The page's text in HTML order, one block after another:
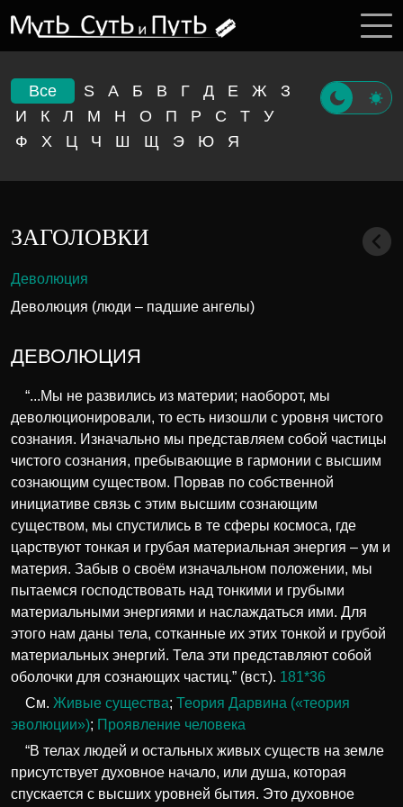
Все S А Б В Г Д Е Ж
З
И
К Л М Н О П Р С Т
У
Ф
Х Ц Ч Ш Щ Э Ю Я
ЗАГОЛОВКИ
Деволюция
Деволюция (люди – падшие ангелы)
ДЕВОЛЮЦИЯ
“...Мы не развились из материи; наоборот, мы
деволюционировали, то есть низошли с уровня чистого
сознания. Изначально мы представляем собой частицы
чистого сознания, пребывающие в гармонии с высшим
сознающим существом. Порвав по собственной
инициативе связь с этим высшим сознающим
существом, мы спустились в те сферы космоса, где
царствуют тонкая и грубая материальная энергия – ум и
материя. Забыв о своём изначальном положении, мы
пытаемся господствовать над тонкими и грубыми
материальными энергиями и наслаждаться ими. Для
этого нам даны тела, сотканные их этих тонкой и грубой
материальных энергий. Тела эти представляют собой
оболочки для сознающих частиц.” (вст.). 181*36
См. Живые существа; Теория Дарвина («теория
эволюции»); Проявление человека
“В телах людей и остальных живых существ на земле
присутствует духовное начало, или душа, которая
спускается с высших уровней бытия. Это духовное